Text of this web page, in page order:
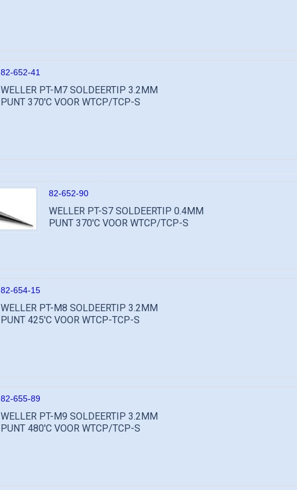
82-652-41
WELLER PT-M7 SOLDEERTIP 3.2MM
PUNT 370'C VOOR WTCP/TCP-S
82-652-90
WELLER PT-S7 SOLDEERTIP 0.4MM
PUNT 370'C VOOR WTCP/TCP-S
82-654-15
WELLER PT-M8 SOLDEERTIP 3.2MM
PUNT 425'C VOOR WTCP-TCP-S
82-655-89
WELLER PT-M9 SOLDEERTIP 3.2MM
PUNT 480'C VOOR WTCP/TCP-S